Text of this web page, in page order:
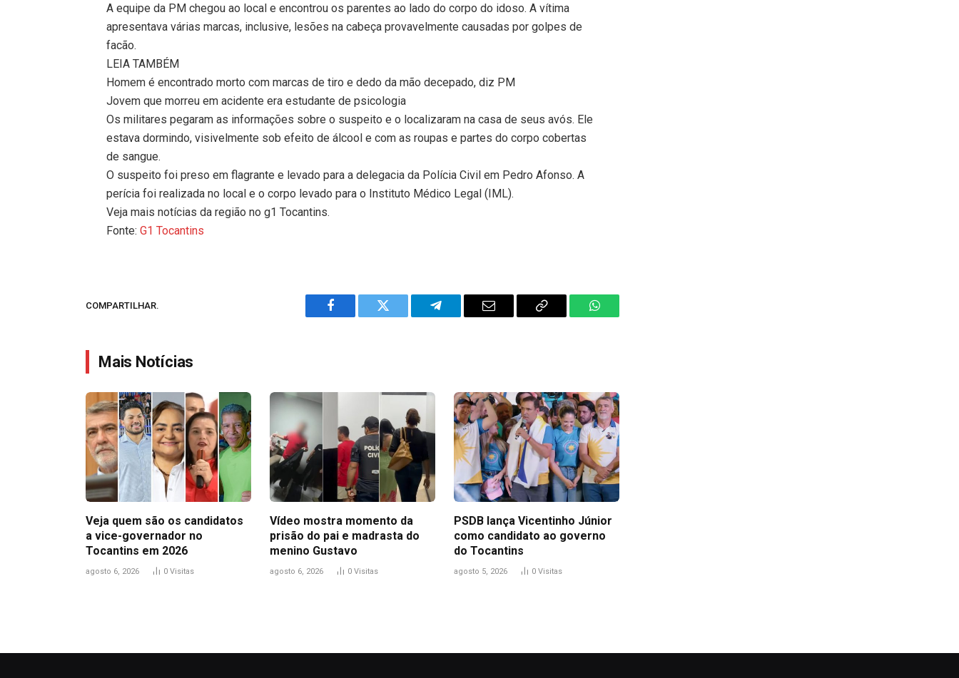
A equipe da PM chegou ao local e encontrou os parentes ao lado do corpo do idoso. A vítima
apresentava várias marcas, inclusive, lesões na cabeça provavelmente causadas por golpes de
facão.
LEIA TAMBÉM
Homem é encontrado morto com marcas de tiro e dedo da mão decepado, diz PM
Jovem que morreu em acidente era estudante de psicologia
Os militares pegaram as informações sobre o suspeito e o localizaram na casa de seus avós. Ele
estava dormindo, visivelmente sob efeito de álcool e com as roupas e partes do corpo cobertas
de sangue.
O suspeito foi preso em flagrante e levado para a delegacia da Polícia Civil em Pedro Afonso. A
perícia foi realizada no local e o corpo levado para o Instituto Médico Legal (IML).
Veja mais notícias da região no g1 Tocantins.
Fonte:G1 Tocantins
COMPARTILHAR.
Facebook Twitter Telegram Email
Copy
WhatsApp
Mais Notícias
Veja quem são os candidatos
a vice-governador no
Tocantins em 2026
agosto 6, 2026 0 Visitas
Vídeo mostra momento da
prisão do pai e madrasta do
menino Gustavo
agosto 6, 2026 0 Visitas
PSDB lança Vicentinho Júnior
como candidato ao governo
do Tocantins
agosto 5, 2026 0 Visitas